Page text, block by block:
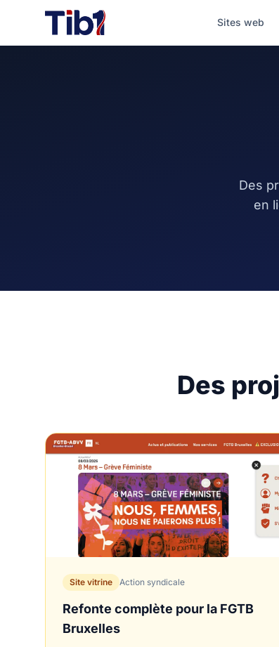
Sites web
Des
en
Des
Site vitrine Action syndicale
Refonte complète pour la FGTB
Bruxelles